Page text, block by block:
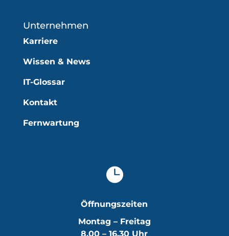
Unternehmen
Karriere
Wissen & News
IT-Glossar
Kontakt
Fernwartung

Öffnungszeiten
Montag – Freitag
8.00 – 16.30 Uhr